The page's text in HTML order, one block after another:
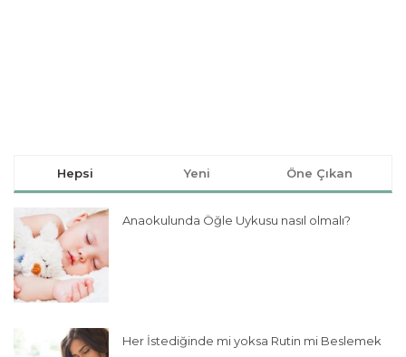
Hepsi Yeni Öne Çıkan
Anaokulunda Öğle Uykusu nasıl olmalı?
Her İstediğinde mi yoksa Rutin mi Beslemek